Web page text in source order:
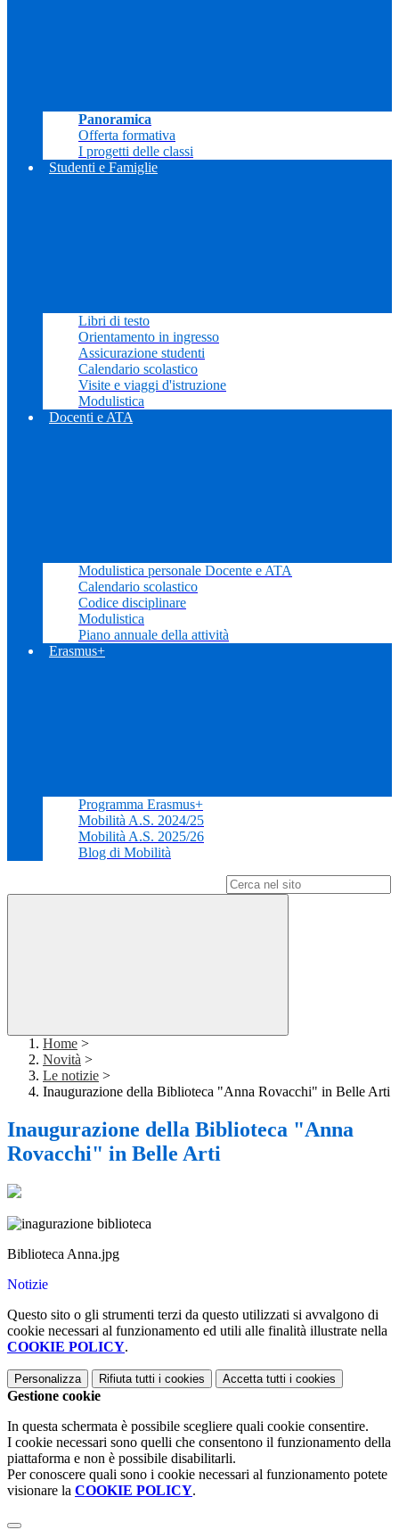
Panoramica
Offerta formativa
I progetti delle classi
Studenti e Famiglie
Libri di testo
Orientamento in ingresso
Assicurazione studenti
Calendario scolastico
Visite e viaggi d'istruzione
Modulistica
Docenti e ATA
Modulistica personale Docente e ATA
Calendario scolastico
Codice disciplinare
Modulistica
Piano annuale della attività
Erasmus+
Programma Erasmus+
Mobilità A.S. 2024/25
Mobilità A.S. 2025/26
Blog di Mobilità
Home >
Novità >
Le notizie >
Inaugurazione della Biblioteca "Anna Rovacchi" in Belle Arti
Inaugurazione della Biblioteca "Anna
Rovacchi" in Belle Arti
Biblioteca Anna.jpg
Notizie
Questo sito o gli strumenti terzi da questo utilizzati si avvalgono di
cookie necessari al funzionamento ed utili alle finalità illustrate nella
COOKIE POLICY.
Personalizza Rifiuta tutti i cookies Accetta tutti i cookies
Gestione cookie
In questa schermata è possibile scegliere quali cookie consentire.
I cookie necessari sono quelli che consentono il funzionamento della
piattaforma e non è possibile disabilitarli.
Per conoscere quali sono i cookie necessari al funzionamento potete
visionare la COOKIE POLICY.